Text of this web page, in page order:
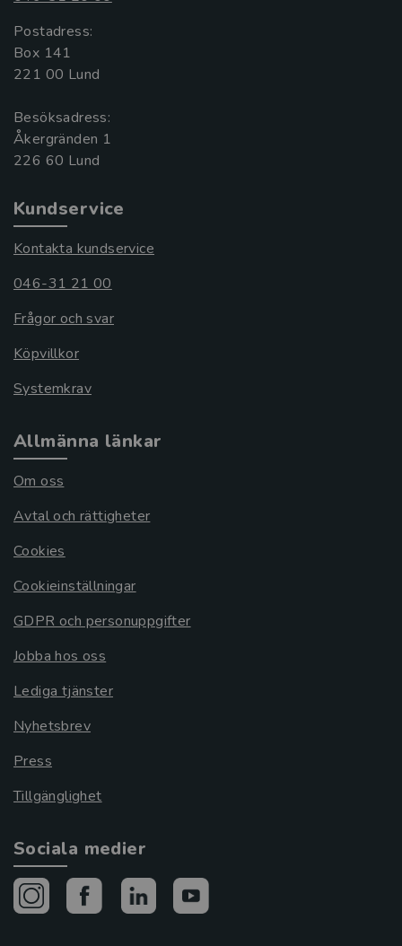
Postadress:
Box 141
221 00 Lund
Besöksadress:
Åkergränden 1
Kundservice
Kontakta kundservice
046-31 21 00
Frågor och svar
Köpvillkor
Systemkrav
Allmänna länkar
Om oss
Avtal och rättigheter
Cookies
Cookieinställningar
GDPR och personuppgifter
Jobba hos oss
Lediga tjänster
Nyhetsbrev
Press
Tillgänglighet
Sociala medier